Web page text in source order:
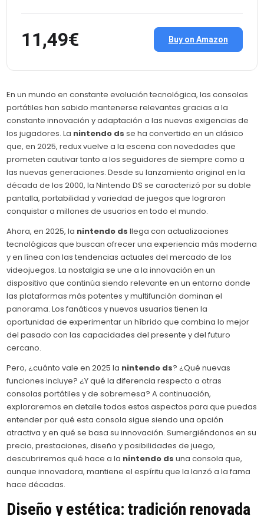
11,49€ Buy on Amazon
En un mundo en constante evolución tecnológica, las consolas
portátiles han sabido mantenerse relevantes gracias a la
constante innovación y adaptación a las nuevas exigencias de
los jugadores. La nintendo ds se ha convertido en un clásico
que, en 2025, redux vuelve a la escena con novedades que
prometen cautivar tanto a los seguidores de siempre como a
las nuevas generaciones. Desde su lanzamiento original en la
década de los 2000, la Nintendo DS se caracterizó por su doble
pantalla, portabilidad y variedad de juegos que lograron
conquistar a millones de usuarios en todo el mundo.
Ahora, en 2025, la nintendo ds llega con actualizaciones
tecnológicas que buscan ofrecer una experiencia más moderna
y en línea con las tendencias actuales del mercado de los
videojuegos. La nostalgia se une a la innovación en un
dispositivo que continúa siendo relevante en un entorno donde
las plataformas más potentes y multifunción dominan el
panorama. Los fanáticos y nuevos usuarios tienen la
oportunidad de experimentar un híbrido que combina lo mejor
del pasado con las capacidades del presente y del futuro
cercano.
Pero, ¿cuánto vale en 2025 la nintendo ds? ¿Qué nuevas
funciones incluye? ¿Y qué la diferencia respecto a otras
consolas portátiles y de sobremesa? A continuación,
exploraremos en detalle todos estos aspectos para que puedas
entender por qué esta consola sigue siendo una opción
atractiva y en qué se basa su innovación. Sumergiéndonos en su
precio, prestaciones, diseño y posibilidades de juego,
descubriremos qué hace a la nintendo ds una consola que,
aunque innovadora, mantiene el espíritu que la lanzó a la fama
hace décadas.
Diseño y estética: tradición renovada